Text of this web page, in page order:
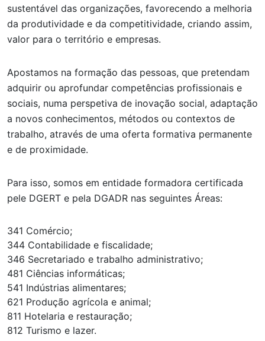
sustentável das organizações, favorecendo a melhoria
da produtividade e da competitividade, criando assim,
valor para o território e empresas.
Apostamos na formação das pessoas, que pretendam
adquirir ou aprofundar competências profissionais e
sociais, numa perspetiva de inovação social, adaptação
a novos conhecimentos, métodos ou contextos de
trabalho, através de uma oferta formativa permanente
e de proximidade.
Para isso, somos em entidade formadora certificada
pele DGERT e pela DGADR nas seguintes Áreas:
341 Comércio;
344 Contabilidade e fiscalidade;
346 Secretariado e trabalho administrativo;
481 Ciências informáticas;
541 Indústrias alimentares;
621 Produção agrícola e animal;
811 Hotelaria e restauração;
812 Turismo e lazer.